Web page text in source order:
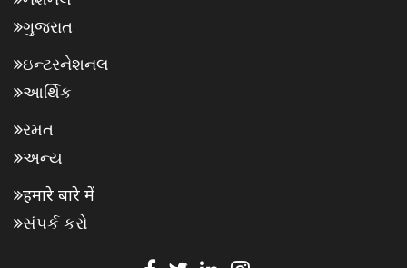
ગુજરાત
ઇન્ટરનેશનલ
આર્થિક
રમત
અન્ય
हमारे बारे में
સંપર્ક કરો